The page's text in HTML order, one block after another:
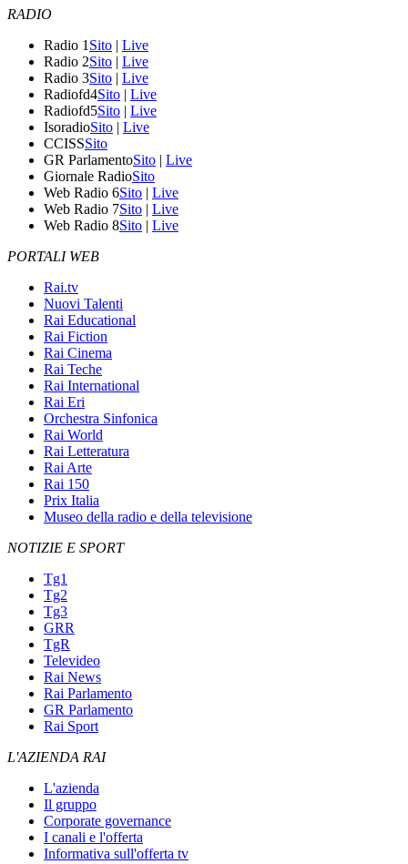
RADIO
Radio 1 Sito | Live
Radio 2Sito | Live
Radio 3Sito | Live
Radiofd4Sito | Live
Radiofd5Sito | Live
IsoradioSito | Live
CCISSSito
GR ParlamentoSito | Live
Giornale RadioSito
Web Radio 6Sito | Live
Web Radio 7Sito | Live
Web Radio 8Sito | Live
PORTALI WEB
Rai.tv
Nuovi Talenti
Rai Educational
Rai Fiction
Rai Cinema
Rai Teche
Rai International
Rai Eri
Orchestra Sinfonica
Rai World
Rai Letteratura
Rai Arte
Rai 150
Prix Italia
Museo della radio e della televisione
NOTIZIE E SPORT
Tg1
Tg2
Tg3
GRR
TgR
Televideo
Rai News
Rai Parlamento
GR Parlamento
Rai Sport
L'AZIENDA RAI
L'azienda
Il gruppo
Corporate governance
I canali e l'offerta
Informativa sull'offerta tv